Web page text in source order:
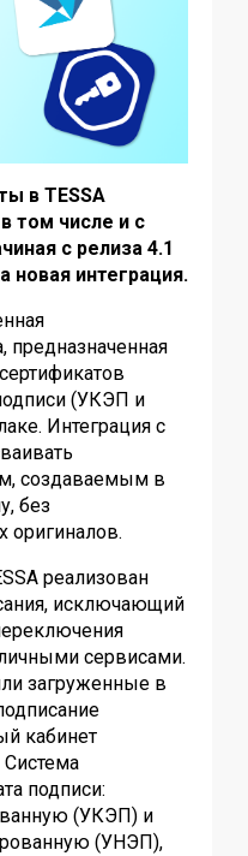
в TESSA
том числе и с
с релиза 4.1
новая интеграция.
предназначенная
(УКЭП и
Интеграция с
создаваемым в
без
оригиналов.
реализован
исключающий
сервисами.
загруженные в
кабинет
Система
подписи:
(УКЭП) и
(УНЭП),